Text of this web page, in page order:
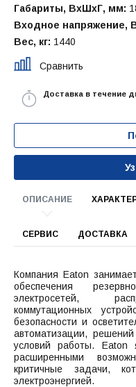
Габариты, ВхШхГ, мм:
Входное напряжение,
Вес, кг: 1440
Сравнить
Доставка в течение
ОПИСАНИЕ
СЕРВИС ДОСТАВКА
Компания Eaton
обеспечения
электросетей,
коммутационных
безопасности и
автоматизации,
условий работы. Eaton
расширенными
критичные задачи,
электроэнергией.